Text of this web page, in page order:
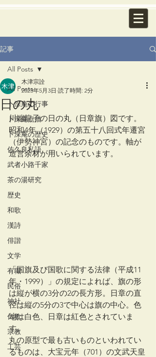
記事
All Posts
卜深庵の行事
卜深庵点描
卜深庵の歴史
佐久良私語
武者小路千家
茶の湯研究
歴史
和歌
漢詩
俳諧
文学
有職
民俗
神社
仏教
宗教
工芸
All Posts
日の丸
木津宗詮
2023年5月3日 読了時間: 2分
川端龍子の日の丸（日章旗）図です。
昭和4年（1929）の第五十八回式年遷宮
（伊勢神宮）の記念のものです。軸が
造営余材が用いられています。
「国旗及び国歌に関する法律（平成11
年・1999）」の規定によれば、旗の形
は縦が横の3分の2の長方形。日章の直
径は縦の5分の3で中心は旗の中心。色
地は白色、日章は紅色とされていま
す。
丸の原型で最も古いものといわれてい
るものは、大宝元年（701）の文武天皇